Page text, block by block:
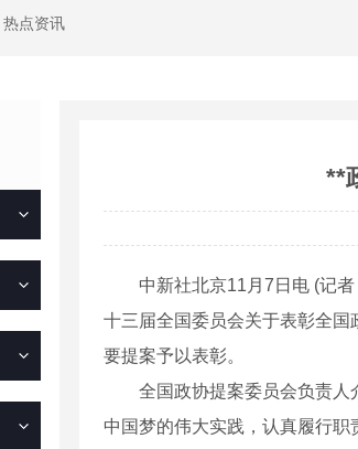
热点资讯
**
中新社北京11月7日电 (记者
十三届全国委员会关于表彰全
要提案予以表彰。
全国政协提案委员会负责人介
中国梦的伟大实践，认真履行